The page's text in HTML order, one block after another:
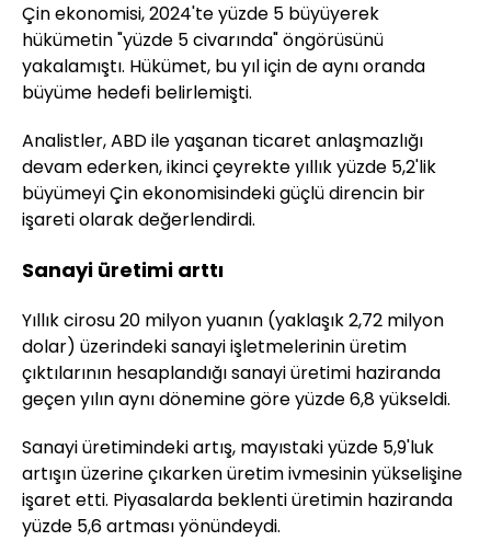
Çin ekonomisi, 2024'te yüzde 5 büyüyerek
hükümetin "yüzde 5 civarında" öngörüsünü
yakalamıştı. Hükümet, bu yıl için de aynı oranda
büyüme hedefi belirlemişti.
Analistler, ABD ile yaşanan ticaret anlaşmazlığı
devam ederken, ikinci çeyrekte yıllık yüzde 5,2'lik
büyümeyi Çin ekonomisindeki güçlü direncin bir
işareti olarak değerlendirdi.
Sanayi üretimi arttı
Yıllık cirosu 20 milyon yuanın (yaklaşık 2,72 milyon
dolar) üzerindeki sanayi işletmelerinin üretim
çıktılarının hesaplandığı sanayi üretimi haziranda
geçen yılın aynı dönemine göre yüzde 6,8 yükseldi.
Sanayi üretimindeki artış, mayıstaki yüzde 5,9'luk
artışın üzerine çıkarken üretim ivmesinin yükselişine
işaret etti. Piyasalarda beklenti üretimin haziranda
yüzde 5,6 artması yönündeydi.